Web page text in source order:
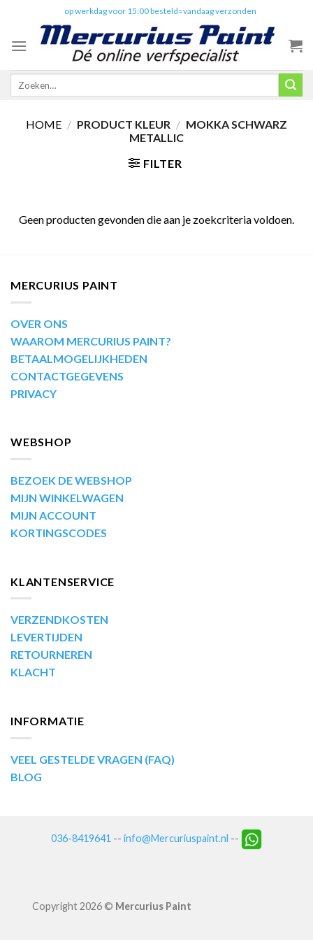
content
op werkdag voor 15:00 besteld=vandaag verzonden
Zoeken
HOME / PRODUCT KLEUR / MOKKA SCHWARZ
METALLIC
FILTER
Geen producten gevonden die aan je zoekcriteria voldoen.
MERCURIUS PAINT
OVER ONS
WAAROM MERCURIUS PAINT?
BETAALMOGELIJKHEDEN
CONTACTGEGEVENS
PRIVACY
WEBSHOP
BEZOEK DE WEBSHOP
MIJN WINKELWAGEN
MIJN ACCOUNT
KORTINGSCODES
KLANTENSERVICE
VERZENDKOSTEN
LEVERTIJDEN
RETOURNEREN
KLACHT
INFORMATIE
VEEL GESTELDE VRAGEN (FAQ)
BLOG
036-8419641 -- info@Mercuriuspaint.nl --
Copyright 2026 © Mercurius Paint